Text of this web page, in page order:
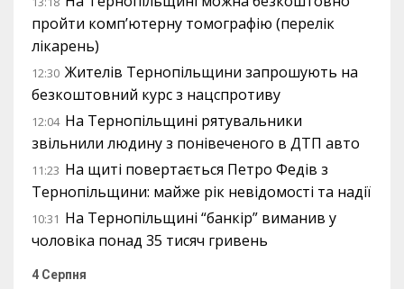
пройти комп’ютерну томографію (перелік
лікарень)
12:30 Жителів Тернопільщини запрошують на
безкоштовний курс з нацспротиву
12:04 На Тернопільщині рятувальники
звільнили людину з понівеченого в ДТП авто
11:23 На щиті повертається Петро Федів з
Тернопільщини: майже рік невідомості та надії
10:31 На Тернопільщині “банкір” виманив у
чоловіка понад 35 тисяч гривень
4 Серпня